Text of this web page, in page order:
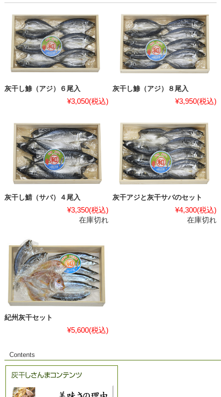
灰干し鯵（アジ）６尾入
¥3,050(税込)
灰干し鯵（アジ）８尾入
¥3,950(税込)
灰干し鯖（サバ）４尾入
¥3,350(税込)
在庫切れ
灰干アジと灰干サバのセット
¥4,300(税込)
在庫切れ
紀州灰干セット
¥5,600(税込)
Contents